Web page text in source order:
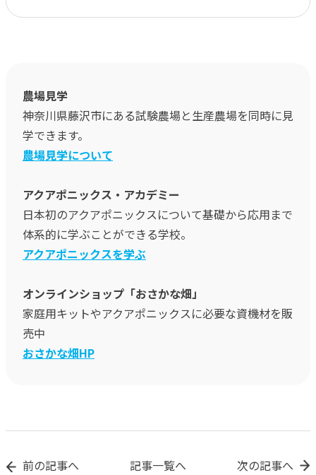
農場見学
神奈川県藤沢市にある試験農場と生産農場を同時に見
学できます。
農場見学について
アクアポニックス・アカデミー
日本初のアクアポニックスについて基礎から応用まで
体系的に学ぶことができる学校。
アクアポニックスを学ぶ
オンラインショップ「おさかな畑」
家庭用キットやアクアポニックスに必要な資機材を販
売中
おさかな畑HP
前の記事へ 記事一覧へ 次の記事へ